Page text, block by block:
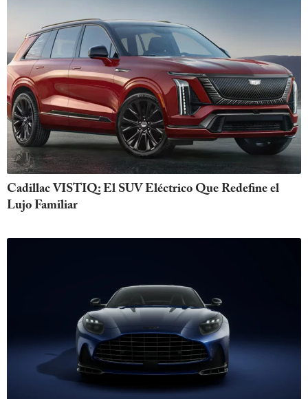
Cadillac VISTIQ: El SUV Eléctrico Que Redefine el
Lujo Familiar